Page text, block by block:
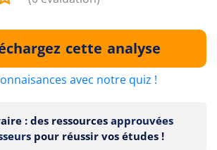
cette analyse
avec notre quiz !
: des ressources approuvées
pour réussir vos études !